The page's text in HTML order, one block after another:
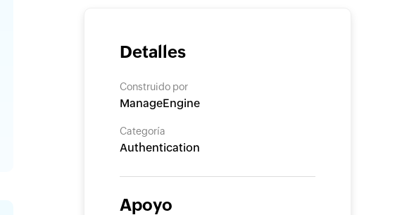
Detalles
Construido por
ManageEngine
Categoría
Authentication
Apoyo